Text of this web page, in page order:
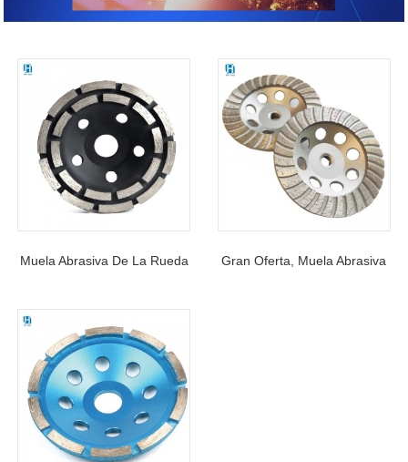
Muela Abrasiva De La Rueda
Para El Piso De Cemento Del
Mármol Del Granito
Gran Oferta, Muela Abrasiva